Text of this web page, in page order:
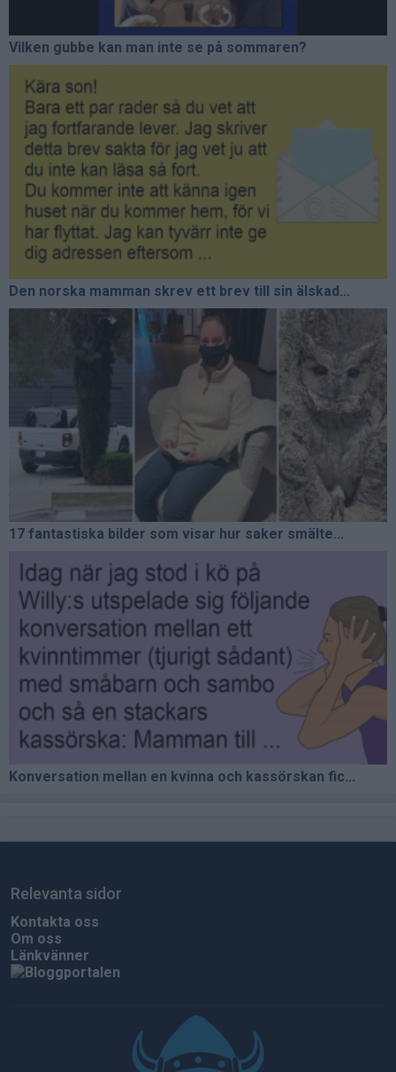
Vilken gubbe kan man inte se på sommaren?
Den norska mamman skrev ett brev till sin älskad...
17 fantastiska bilder som visar hur saker smälte...
Konversation mellan en kvinna och kassörskan fic...
Relevanta sidor
Kontakta oss
Om oss
Länkvänner